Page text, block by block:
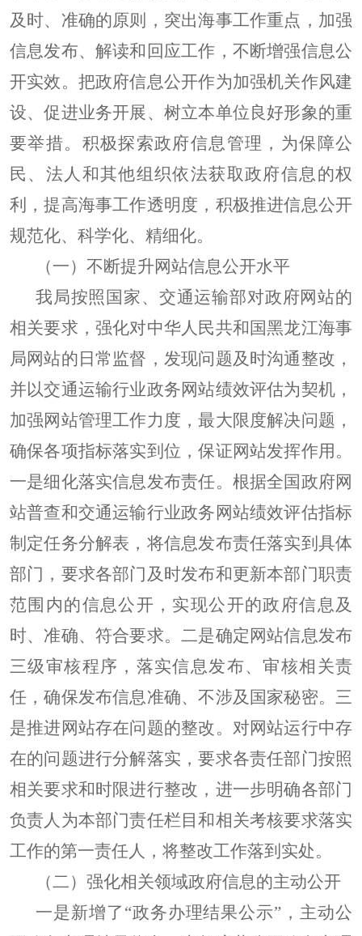
及时、准确的原则，突出海事工作重点，加强
信息发布、解读和回应工作，不断增强信息公
开实效。把政府信息公开作为加强机关作风建
设、促进业务开展、树立本单位良好形象的重
要举措。积极探索政府信息管理，为保障公
民、法人和其他组织依法获取政府信息的权
利，提高海事工作透明度，积极推进信息公开
规范化、科学化、精细化。
（一）不断提升网站信息公开水平
我局按照国家、交通运输部对政府网站的
相关要求，强化对中华人民共和国黑龙江海事
局网站的日常监督，发现问题及时沟通整改，
并以交通运输行业政务网站绩效评估为契机，
加强网站管理工作力度，最大限度解决问题，
确保各项指标落实到位，保证网站发挥作用。
一是细化落实信息发布责任。根据全国政府网
站普查和交通运输行业政务网站绩效评估指标
制定任务分解表，将信息发布责任落实到具体
部门，要求各部门及时发布和更新本部门职责
范围内的信息公开，实现公开的政府信息及
时、准确、符合要求。二是确定网站信息发布
三级审核程序，落实信息发布、审核相关责
任，确保发布信息准确、不涉及国家秘密。三
是推进网站存在问题的整改。对网站运行中存
在的问题进行分解落实，要求各责任部门按照
相关要求和时限进行整改，进一步明确各部门
负责人为本部门责任栏目和相关考核要求落实
工作的第一责任人，将整改工作落到实处。
（二）强化相关领域政府信息的主动公开
一是新增了“政务办理结果公示”，主动公